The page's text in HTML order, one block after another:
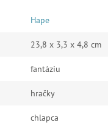
Hape
23,8 x 3,3 x 4,8 cm
fantáziu
hračky
chlapca